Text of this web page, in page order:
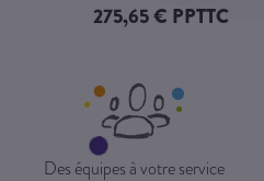
275,65 € PPTTC
Des équipes à votre service